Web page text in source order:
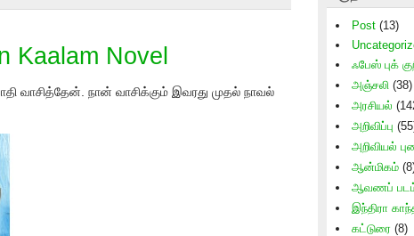
Kaalam Novel
வாசித்தேன். நான் வாசிக்கும் இவரது முதல் நாவல்
Post(13)
ஃபேஸ் புக்
அஞ்சலி(38)
அரசியல்
அறிவிப்பு
அறிவியல்
ஆன்மிகம்
ஆவணப்
இந்திரா
கட்டுரை (8)